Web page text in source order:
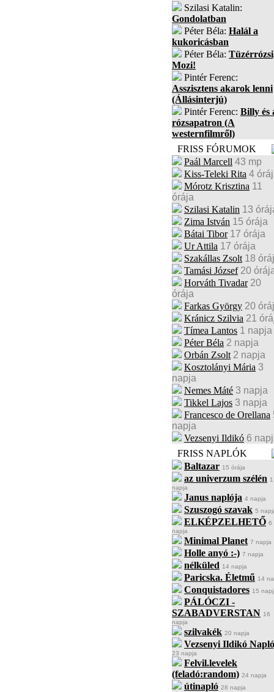
Szilasi Katalin:
Gondolatban
Péter Béla: Halál a
kukoricásban
Péter Béla:
Mozi!
Pintér Ferenc:
Asszisztens akarok lenni
(Állásinterjú)
Pintér Ferenc: Billy és
rózsapatron (A
westernfilmről)
FRISS FÓRUMOK
Paál Marcell 43 mp
Kiss-Teleki Rita 4
Mórotz Krisztina 11
órája
Szilasi Katalin 13
Zima István 15 órája
Bátai Tibor 17 órája
Ur Attila 17 órája
Szakállas Zsolt 18
Tamási József 20
Horváth Tivadar 20
órája
Farkas György 20
Kránicz Szilvia 21
Tímea Lantos 1 napja
Péter Béla 2 napja
Orbán Zsolt 2 napja
Kosztolányi Mária 3
napja
Nemes Máté 3 napja
Tikkel Lajos 3 napja
Francesco de Orellana
napja
Vezsenyi Ildikó 6
FRISS NAPLÓK
Baltazar 15 órája
az univerzum szélén 1
napja
Janus naplója 4 napja
Szuszogó szavak 5
ELKÉPZELHETŐ 6
napja
Minimal Planet 7 napja
Holle anyó :-) 7 napja
nélküled 14 napja
Paricska. Életmű 14
Conquistadores 15
PÁLÓCZI -
SZABADVERSTAN 16
napja
szilvakék 20 napja
Vezsenyi Ildikó
23 napja
Felvil.levelek
(feladó:random) 24 napja
útinapló 28 napja